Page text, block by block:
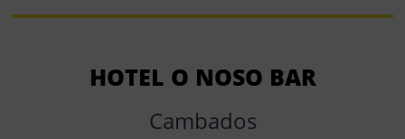
HOTEL O NOSO BAR
Cambados